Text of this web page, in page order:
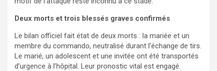
Deux morts et trois blessés graves confirmés
Le bilan officiel fait état de deux morts : la mariée et un
membre du commando, neutralisé durant l’échange de tirs.
Le marié, un adolescent et une invitée ont été transportés
d’urgence à l’hôpital. Leur pronostic vital est engagé.